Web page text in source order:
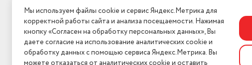
Мы используем файлы cookie и сервис Яндекс.Метрика для
корректной работы сайта и анализа посещаемости. Нажимая
кнопку «Согласен на обработку персональных данных», Вы
даете согласие на использование аналитических cookie и
обработку данных с помощью сервиса Яндекс.Метрика. Вы
можете отказаться от аналитических cookie и оставить